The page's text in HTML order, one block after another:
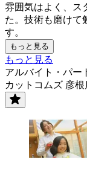
雰囲気はよく、ス
た。技術も磨けて
す。
もっと見る
もっと見る
アルバイト・パー
カットコムズ 彦